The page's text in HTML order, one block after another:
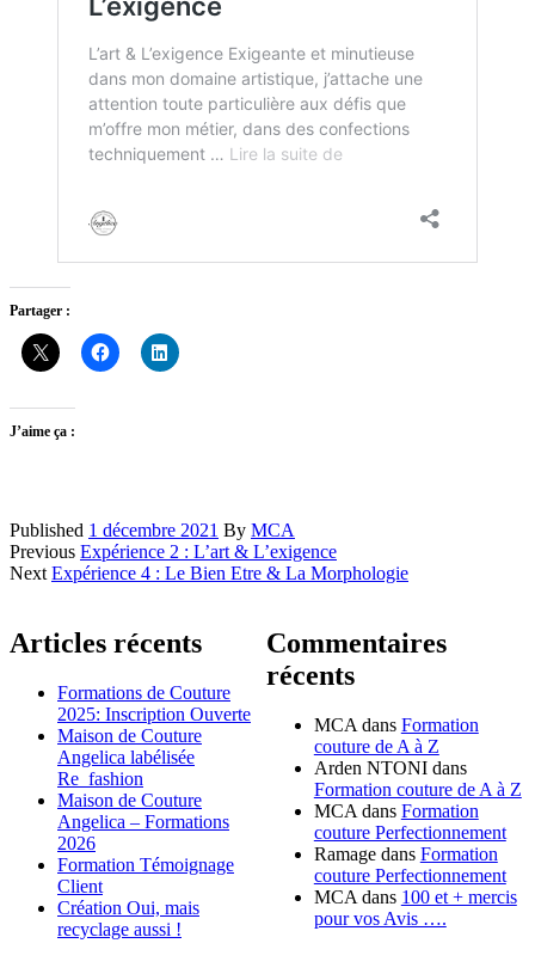
Partager :
J’aime ça :
Published 1 décembre 2021 By MCA
Navigation
des
Previous Expérience 2 : L’art & L’exigence
Next Expérience 4 : Le Bien Etre & La Morphologie
Articles récents
Formations de Couture
2025: Inscription Ouverte
Maison de Couture
Angelica labélisée
Re_fashion
Maison de Couture
Angelica – Formations
2026
Formation Témoignage
Client
Création Oui, mais
recyclage aussi !
Commentaires
récents
MCAdans Formation
couture de A à Z
Arden NTONIdans
Formation couture de A à Z
MCAdans Formation
couture Perfectionnement
Ramagedans Formation
couture Perfectionnement
MCAdans 100 et + mercis
pour vos Avis ….